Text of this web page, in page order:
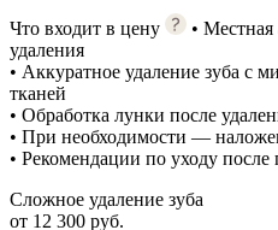
Что входит в цену
• Местная
удаления
• Аккуратное удаление зуба с
тканей
• Обработка лунки после
• При необходимости —
• Рекомендации по уходу
Сложное удаление зуба
от 12 300 руб.